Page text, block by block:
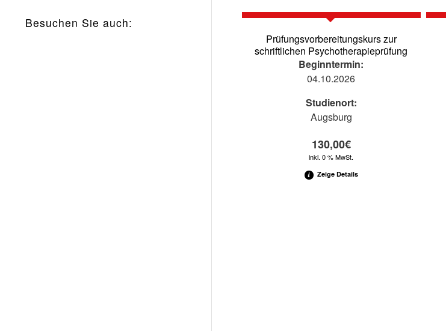
Prüfungsvorbereitungskurs zur
schriftlichen Psychotherapieprüfung
Beginntermin:
04.10.2026
Studienort:
Augsburg
130,00€
inkl. 0 % MwSt.
Zeige Details
Besuchen Sie auch: